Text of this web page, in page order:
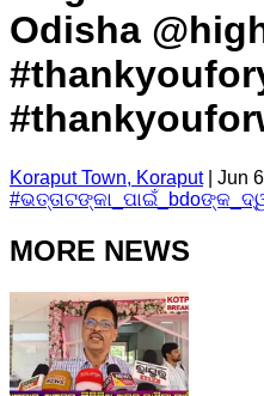
Odisha
Koraput Town, Koraput| Jun
#
MORE NEWS